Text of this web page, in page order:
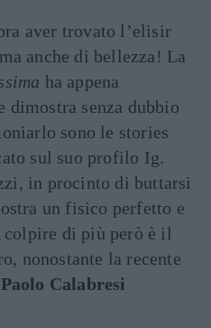
aver trovato l’elisir
anche di bellezza! La
ha appena
dimostra senza dubbio
sono le stories
sul suo profilo Ig.
in procinto di buttarsi
un fisico perfetto e
di più però è il
nonostante la recente
Paolo Calabresi